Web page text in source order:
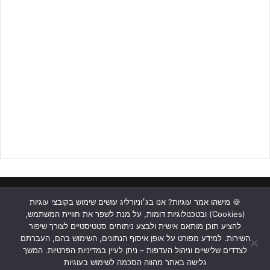
מחצית ראשונה שקולה שהסתיימה ללא שערים (אתר ג'וניורליג)
ראשי כתבות תכנים מקצועיים תנאי שימוש
מדיניות אבטחה
כתבו לנו
Facebook
YouTube
Instagram
🍪 מישהו אמר עוגיות? אנו בג׳וניורליג עושים שימוש בקובצי עוגיות
(Cookies) ובטכנולוגיות דומות, על מנת לשפר את חוויית המשתמש,
להציע תוכן מותאם אישית ולבצע ניתוחים סטטיסטיים לצורך שיפור
השירות. למידע מפורט על אופן איסוף הנתונים, השימוש בהם, העברתם
לצדדים שלישיים וניהול העדפות – ניתן לעיין במדיניות הפרטיות. המשך
גלישה באתר מהווה הסכמה לשימוש בעוגיות